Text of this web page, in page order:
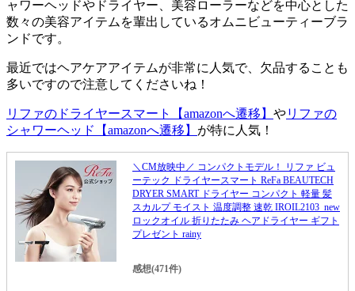
ャワーヘッドやドライヤー、美容ローラーなどを中心とした
数々の美容アイテムを輩出しているオムニビューティーブラ
ンドです。
最近ではヘアケアアイテムが非常に人気で、欠品することも
多いですので注意してくださいね！
リファのドライヤースマート 【amazonへ遷移】 やリファの
シャワーヘッド
【amazonへ遷移】 が特に人気！
＼CM放映中／ コンパクトモデル！ リファ ビュ
ーテック ドライヤースマート ReFa BEAUTECH
DRYER SMART ドライヤー コンパクト 軽量 髪
スカルプ モイスト 温度調整 速乾 IROIL2103_new
ロックオイル 折りたたみ ヘアドライヤー ギフト
プレゼント rainy
感想(471件)